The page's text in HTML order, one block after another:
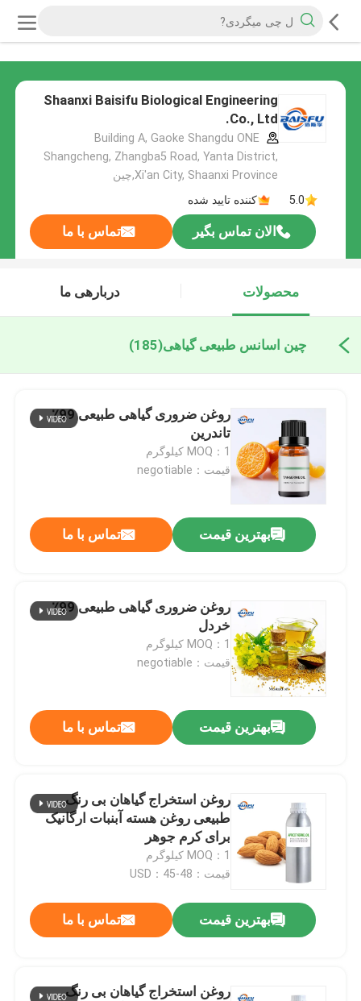
Shaanxi Baisifu Biological Engineering
Co., Ltd.
Building A, Gaoke Shangdu ONE
Shangcheng, Zhangba5 Road, Yanta District,
Xi'an City, Shaanxi Province,چین
5.0
کننده تایید شده
الان تماس بگیر تماس با ما
محصولات دربارهی ما
چین اسانس طبیعی گیاهی(185)
روغن ضروری گیاهی طبیعی 99٪
تاندرین
MOQ：1 کیلوگرم
قیمت：negotiable
بهترین قیمت تماس با ما
روغن ضروری گیاهی طبیعی 99٪
خردل
MOQ：1 کیلوگرم
قیمت：negotiable
بهترین قیمت تماس با ما
روغن استخراج گیاهان بی رنگ
طبیعی روغن هسته آبنبات ارگانیک
برای کرم جوهر
MOQ：1 کیلوگرم
قیمت：USD：45-48
بهترین قیمت تماس با ما
روغن استخراج گیاهان بی رنگ